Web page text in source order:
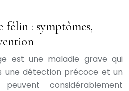
félin : symptômes,
est une maladie grave qui
une détection précoce et un
considérablement